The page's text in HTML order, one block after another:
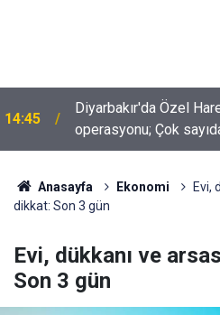
14:45
Diyarbakır'da Özel
operasyonu; Çok
Anasayfa Ekonomi
Evi,
dikkat: Son 3 gün
Evi, dükkanı ve
Son 3 gün